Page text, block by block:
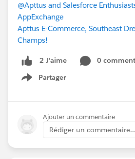
@Apttus and Salesforce
AppExchange
Apttus E-Commerce, Southeast
Champs!
2 J’aime
0
Partager
Show menu
Ajouter un commentaire
Rédiger un commentaire...